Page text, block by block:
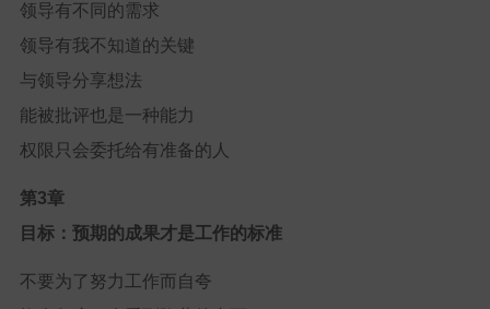
领导有不同的需求
领导有我不知道的关键
与领导分享想法
能被批评也是一种能力
权限只会委托给有准备的人
第3章
目标：预期的成果才是工作的标准
不要为了努力工作而自夸